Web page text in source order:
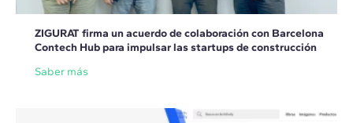
ZIGURAT firma un acuerdo de colaboración con Barcelona
Contech Hub para impulsar las startups de construcción
Saber más